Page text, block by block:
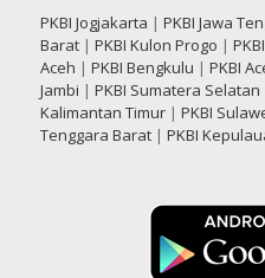
PKBI Jogjakarta | PKBI Jawa
Barat| PKBI Kulon Progo |
Aceh | PKBI Bengkulu | PKBI
Jambi | PKBI Sumatera Selatan
Kalimantan Timur| PKBI
Tenggara Barat| PKBI